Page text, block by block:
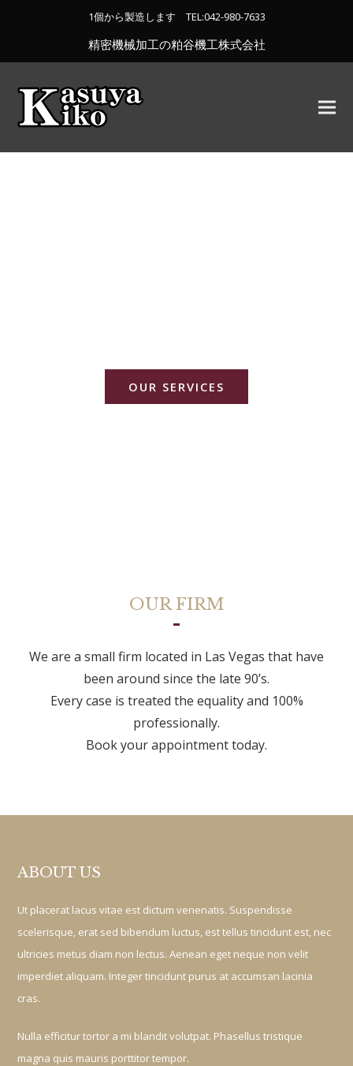
1個から製造します TEL:042-980-7633
精密機械加工の粕谷機工株式会社
OUR SERVICES
OUR FIRM
We are a small firm located in Las Vegas that have
been around since the late 90’s.
Every case is treated the equality and 100%
professionally.
Book your appointment today.
ABOUT US
Ut placerat lacus vitae est dictum venenatis. Suspendisse
scelerisque, erat sed bibendum luctus, est tellus tincidunt est, nec
ultricies metus diam non lectus. Aenean eget neque non velit
imperdiet aliquam. Integer tincidunt purus at accumsan lacinia
cras.
Nulla efficitur tortor a mi blandit volutpat. Phasellus tristique
magna quis mauris porttitor tempor.